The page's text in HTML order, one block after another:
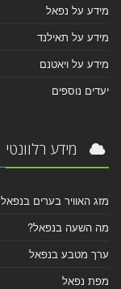
מידע על נפאל
מידע על תאילנד
מידע על ויאטנם
יעדים נוספים
מידע רלוונטי
מזג האוויר בערים בנפאל
מה השעה בנפאל?
ערך מטבע בנפאל
מפת נפאל